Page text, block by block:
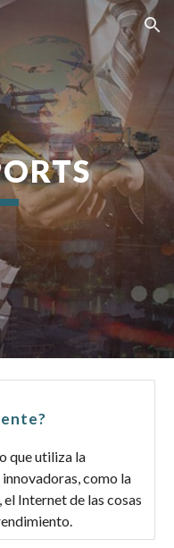
Skip to navigation
que utiliza la
como la
Internet de las cosas